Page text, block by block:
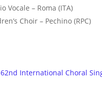
Vocale – Roma (ITA)
Choir – Pechino (RPC)
International Choral